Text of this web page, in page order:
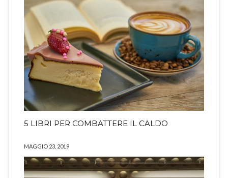
5 LIBRI PER COMBATTERE IL CALDO
MAGGIO 23, 2019